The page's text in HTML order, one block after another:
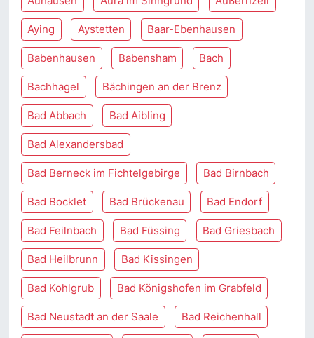
Aying Aystetten Baar-Ebenhausen
Babenhausen Babensham Bach
Bachhagel Bächingen an der Brenz
Bad Abbach Bad Aibling
Bad Alexandersbad
Bad Berneck im Fichtelgebirge Bad Birnbach
Bad Bocklet Bad Brückenau Bad Endorf
Bad Feilnbach Bad Füssing Bad Griesbach
Bad Heilbrunn Bad Kissingen
Bad Kohlgrub Bad Königshofen im Grabfeld
Bad Neustadt an der Saale Bad Reichenhall